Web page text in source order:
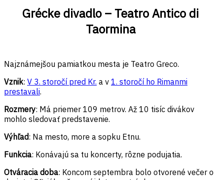
Grécke divadlo – Teatro Antico di
Taormina
Najznámejšou pamiatkou mesta je Teatro Greco.
Vznik: V 3. storočí pred Kr. a v 1. storočí ho Rimanmi
prestavali.
Rozmery: Má priemer 109 metrov. Až 10 tisíc divákov
mohlo sledovať predstavenie.
Výhľad: Na mesto, more a sopku Etnu.
Funkcia: Konávajú sa tu koncerty, rôzne podujatia.
Otváracia doba: Koncom septembra bolo otvorené večer o